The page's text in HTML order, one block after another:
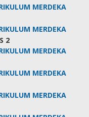
MERDEKA
MERDEKA
2
MERDEKA
MERDEKA
MERDEKA